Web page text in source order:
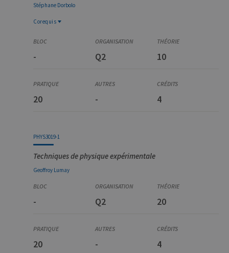
Stéphane Dorbolo
Corequis
Introduction à la matière molle et aux systèmes
- Q2 10
20 - 4
PHYS3019-1
Techniques de physique expérimentale
Geoffroy Lumay
- Q2 20
20 - 4